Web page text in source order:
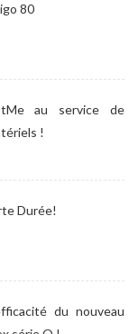
80
au service de
!
Durée!
du nouveau